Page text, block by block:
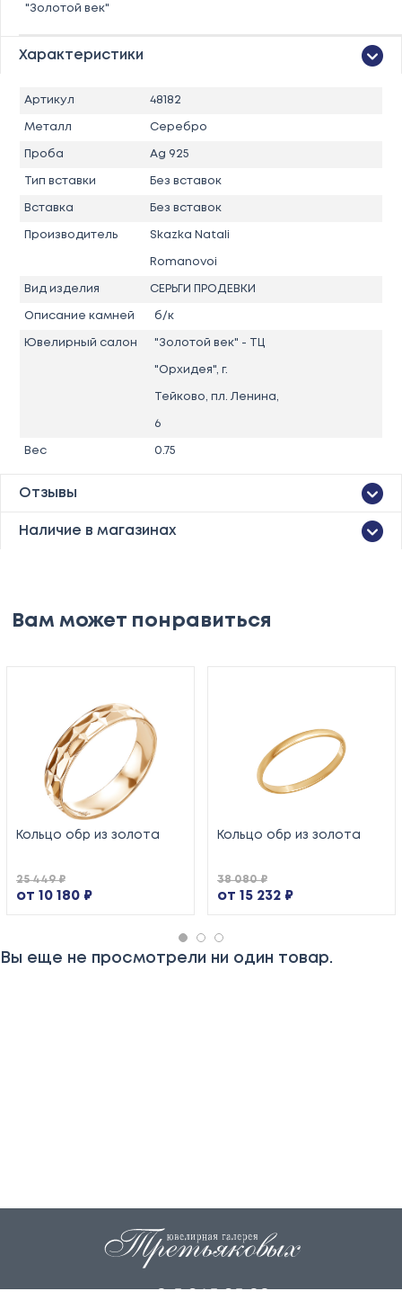
"Золотой век"
Характеристики
Артикул 48182
Металл Серебро
Проба Ag 925
Тип вставки Без вставок
Вставка Без вставок
Производитель Skazka Natali
Romanovoi
Вид изделия СЕРЬГИ ПРОДЕВКИ
Описание камней б/к
Ювелирный салон "Золотой век" - ТЦ
"Орхидея", г.
Тейково, пл. Ленина,
6
Вес 0.75
Отзывы
Наличие в магазинах
Вам может понравиться
Кольцо обр из золота
от 10 180 ₽
25 449 ₽
Кольцо обр из золота
от 15 232 ₽
38 080 ₽
Вы еще не просмотрели ни один товар.